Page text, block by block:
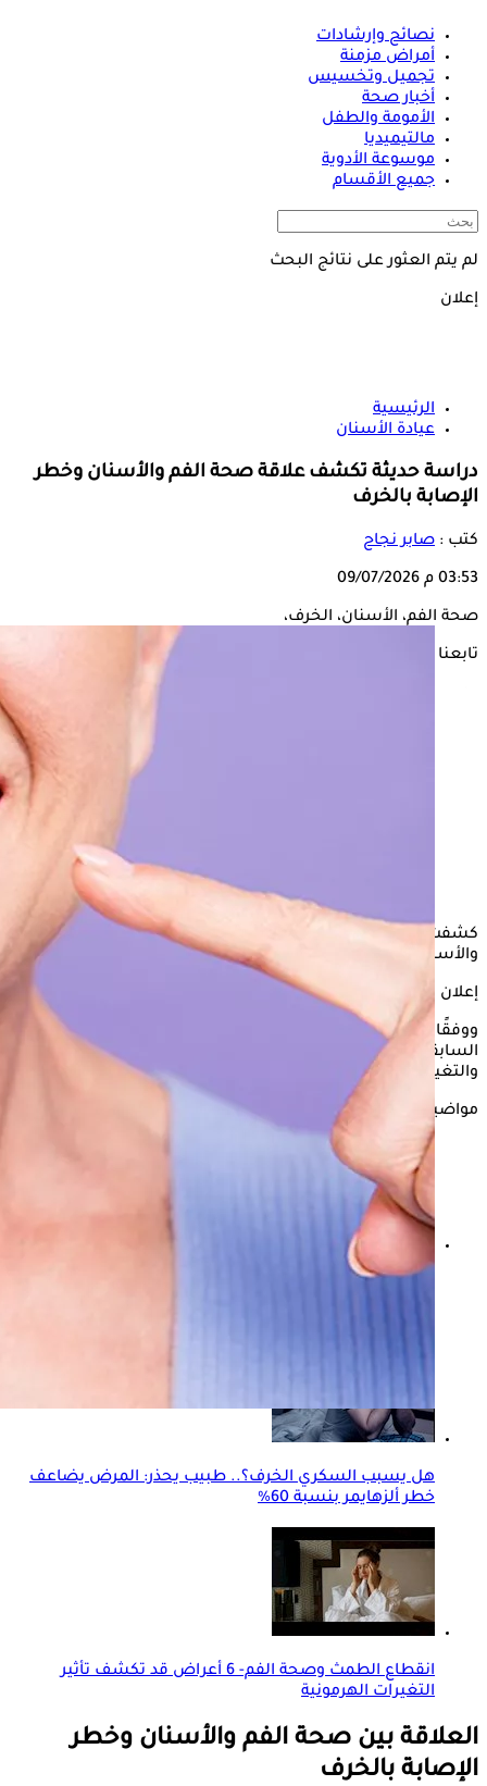
نصائح وإرشادات
أمراض مزمنة
تجميل وتخسيس
أخبار صحة
الأمومة والطفل
مالتيميديا
موسوعة الأدوية
جميع الأقسام
لم يتم العثور على نتائج البحث
إعلان
الرئيسية
عيادة الأسنان
دراسة حديثة تكشف علاقة صحة الفم والأسنان وخطر
الإصابة بالخرف
كتب : صابر نجاح
03:53 م 09/07/2026
صحة الفم، الأسنان، الخرف،
تابعنا على
كشفت دراسة علمية نشرتها مجلة Nutrients أن
صحة الفم
والأسنان قد ترتبط بالتدهور المعرفي وزيادة خطر الإصابة بالخرف.
إعلان
ووفقًا لروسيا اليوم، فقد حلل الباحثون نتائج العديد من الدراسات
السابقة التي تناولت العلاقة بين صحة الأسنان، والعادات الغذائية،
والتغيرات التي تطرأ على الدماغ.
مواضيع ذات صلة
هل يسبب السكري الخرف؟.. طبيب يحذر: المرض يضاعف
خطر ألزهايمر بنسبة 60%
انقطاع الطمث وصحة الفم- 6 أعراض قد تكشف تأثير
التغيرات الهرمونية
العلاقة بين صحة الفم والأسنان وخطر
الإصابة بالخرف